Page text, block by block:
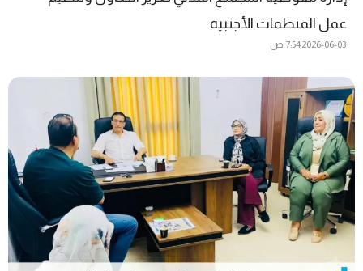
عمل المنظمات الأجنبية
2026-06-037:54 ص